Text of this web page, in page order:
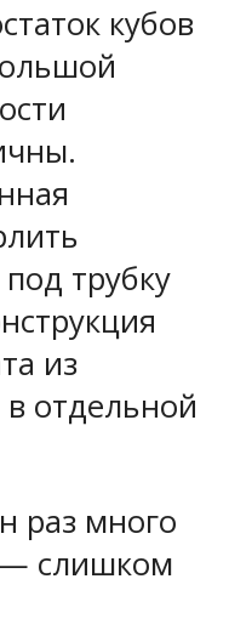
кубов
трубку
из
отдельной
раз много
— слишком